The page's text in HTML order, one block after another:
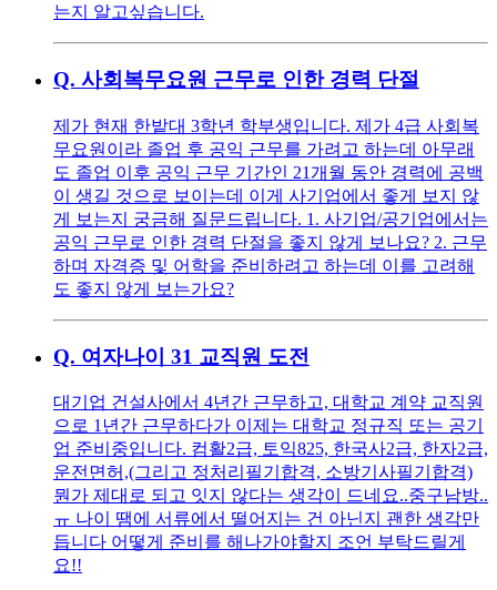
는지 알고싶습니다.
Q. 사회복무요원 근무로 인한 경력 단절
제가 현재 한밭대 3학년 학부생입니다. 제가 4급 사회복
무요원이라 졸업 후 공익 근무를 가려고 하는데 아무래
도 졸업 이후 공익 근무 기간인 21개월 동안 경력에 공백
이 생길 것으로 보이는데 이게 사기업에서 좋게 보지 않
게 보는지 궁금해 질문드립니다. 1. 사기업/공기업에서는
공익 근무로 인한 경력 단절을 좋지 않게 보나요? 2. 근무
하며 자격증 및 어학을 준비하려고 하는데 이를 고려해
도 좋지 않게 보는가요?
Q. 여자나이 31 교직원 도전
대기업 건설사에서 4년간 근무하고, 대학교 계약 교직원
으로 1년간 근무하다가 이제는 대학교 정규직 또는 공기
업 준비중입니다. 컴활2급, 토익825, 한국사2급, 한자2급,
운전면허,(그리고 정처리필기합격, 소방기사필기합격)
뭔가 제대로 되고 잇지 않다는 생각이 드네요..중구남방..
ㅠ 나이 땜에 서류에서 떨어지는 건 아닌지 괜한 생각만
듭니다 어떻게 준비를 해나가야할지 조언 부탁드릴게
요!!